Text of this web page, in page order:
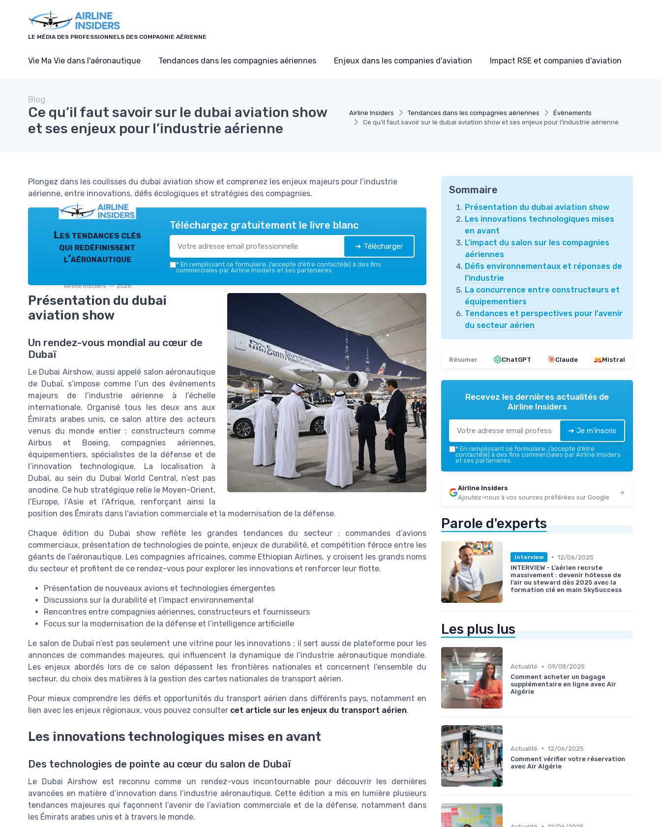
LE MÉDIA DES PROFESSIONNELS DES COMPAGNIE AÉRIENNE
Vie Ma Vie dans l'aéronautique Tendances dans les compagnies aériennes Enjeux dans les companies d'aviation Impact RSE et companies d'aviation
Airline Insiders Tendances dans les compagnies aériennes
Évènements
Ce qu’il faut savoir sur le dubai aviation show et ses enjeux pour l’industrie aérienne
Blog
Ce qu’il faut savoir sur le dubai aviation show
et ses enjeux pour l’industrie aérienne
Plongez dans les coulisses du dubai aviation show et comprenez les enjeux majeurs pour l’industrie
aérienne, entre innovations, défis écologiques et stratégies des compagnies.
Les tendances clés
qui redéfinissent
l’aéronautique
Airline Insiders — 2026
Téléchargez gratuitement le livre blanc
➔ Télécharger
* En remplissant ce formulaire, j’accepte d’être contacté(e) à des fins
commerciales par Airline Insiders et ses partenaires.
Présentation du dubai
aviation show
Un rendez-vous mondial au cœur de
Dubaï
Le Dubai Airshow, aussi appelé salon aéronautique
de Dubaï, s’impose comme l’un des événements
majeurs de l’industrie aérienne à l’échelle
internationale. Organisé tous les deux ans aux
Émirats arabes unis, ce salon attire des acteurs
venus du monde entier : constructeurs comme
Airbus et Boeing, compagnies aériennes,
équipementiers, spécialistes de la défense et de
l’innovation technologique. La localisation à
Dubaï, au sein du Dubai World Central, n’est pas
anodine. Ce hub stratégique relie le Moyen-Orient,
l’Europe, l’Asie et l’Afrique, renforçant ainsi la
position des Émirats dans l’aviation commerciale et la modernisation de la défense.
Chaque édition du Dubai show reflète les grandes tendances du secteur : commandes d’avions
commerciaux, présentation de technologies de pointe, enjeux de durabilité, et compétition féroce entre les
géants de l’aéronautique. Les compagnies africaines, comme Ethiopian Airlines, y croisent les grands noms
du secteur et profitent de ce rendez-vous pour explorer les innovations et renforcer leur flotte.
Présentation de nouveaux avions et technologies émergentes
Discussions sur la durabilité et l’impact environnemental
Rencontres entre compagnies aériennes, constructeurs et fournisseurs
Focus sur la modernisation de la défense et l’intelligence artificielle
Le salon de Dubaï n’est pas seulement une vitrine pour les innovations ; il sert aussi de plateforme pour les
annonces de commandes majeures, qui influencent la dynamique de l’industrie aéronautique mondiale.
Les enjeux abordés lors de ce salon dépassent les frontières nationales et concernent l’ensemble du
secteur, du choix des matières à la gestion des cartes nationales de transport aérien.
Pour mieux comprendre les défis et opportunités du transport aérien dans différents pays, notamment en
lien avec les enjeux régionaux, vous pouvez consulter cet article sur les enjeux du transport aérien.
Les innovations technologiques mises en avant
Des technologies de pointe au cœur du salon de Dubaï
Le Dubai Airshow est reconnu comme un rendez-vous incontournable pour découvrir les dernières
avancées en matière d’innovation dans l’industrie aéronautique. Cette édition a mis en lumière plusieurs
tendances majeures qui façonnent l’avenir de l’aviation commerciale et de la défense, notamment dans
les Émirats arabes unis et à travers le monde.
Sommaire
Présentation du dubai aviation show
Les innovations technologiques mises
en avant
L’impact du salon sur les compagnies
aériennes
Défis environnementaux et réponses de
l’industrie
La concurrence entre constructeurs et
équipementiers
Tendances et perspectives pour l’avenir
du secteur aérien
Résumer ChatGPT Claude Mistral
Recevez les dernières actualités de
Airline Insiders
➔ Je m'inscris
* En remplissant ce formulaire, j’accepte d’être
contacté(e) à des fins commerciales par Airline Insiders
et ses partenaires.
Airline Insiders
Ajoutez-nous à vos sources préférées sur Google
Parole d'experts
Interview • 12/06/2025
INTERVIEW - L’aérien recrute
massivement : devenir hôtesse de
l’air ou steward dès 2025 avec la
formation clé en main SkySuccess
Les plus lus
Actualité • 09/08/2025
Comment acheter un bagage
supplémentaire en ligne avec Air
Algérie
Actualité • 12/06/2025
Comment vérifier votre réservation
avec Air Algérie